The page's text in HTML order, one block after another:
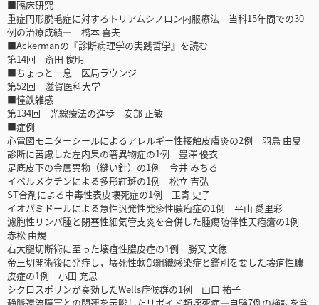
■臨床研究
重症円形脱毛症に対するトリアムシノロン内服療法―当科15年間での30
例の治療成績― 橋本 喜夫
■Ackermanの『診断病理学の実践哲学』を読む
第14回 斎田 俊明
■ちょっと一息 医局ラウンジ
第52回 滋賀医科大学
■憧鉄雑感
第134回 光線療法の進歩 安部 正敏
■症例
心電図モニターシールによるアレルギー性接触皮膚炎の2例 羽鳥 由夏
診断に苦慮した左内果の箸異物症の1例 豊澤 優衣
足底皮下の金属異物（縫い針）の1例 今井 みちる
イベルメクチンによる多形紅斑の1例 松立 吉弘
ST合剤による中毒性表皮壊死症の1例 玉寄 史子
イオパミドールによる急性汎発性発疹性膿疱症の1例 平山 愛里彩
濾胞性リンパ腫と閉塞性細気管支炎を合併した腫瘍随伴性天疱瘡の1例
赤松 由規
右大腿切断術に至った壊疽性膿皮症の1例 勝又 文徳
帝王切開術後に発症し，壊死性軟部組織感染症と鑑別を要した壊疽性膿
皮症の1例 小田 充思
シクロスポリンが奏効したWells症候群の1例 山口 祐子